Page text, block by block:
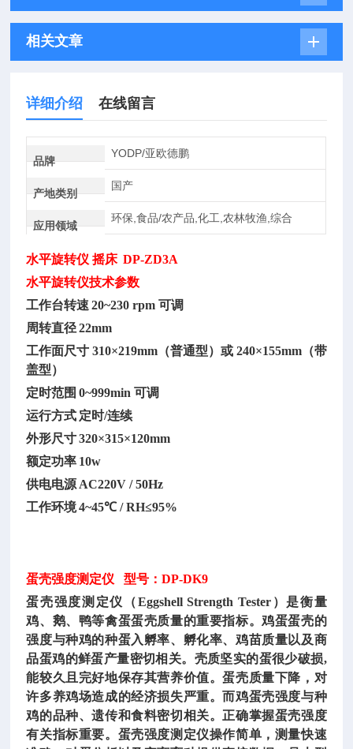
相关文章
详细介绍 在线留言
品牌
YODP/亚欧德鹏
产地类别
国产
应用领域
环保,食品/农产品,化工,农林牧渔,综合
水平旋转仪 摇床 DP-ZD3A
水平旋转仪技术参数
工作台转速 20~230 rpm 可调
周转直径 22mm
工作面尺寸 310×219mm（普通型）或 240×155mm（带
盖型）
定时范围 0~999min 可调
运行方式 定时/连续
外形尺寸 320×315×120mm
额定功率 10w
供电电源 AC220V / 50Hz
工作环境4~45℃ / RH≤95%
蛋壳强度测定仪 型号：DP-DK9
蛋壳强度测定仪（Eggshell Strength Tester）是衡量
鸡、鹅、鸭等禽蛋蛋壳质量的重要指标。鸡蛋蛋壳的
强度与种鸡的种蛋入孵率、孵化率、鸡苗质量以及商
品蛋鸡的鲜蛋产量密切相关。壳质坚实的蛋很少破损,
能较久且完好地保存其营养价值。蛋壳质量下降，对
许多养鸡场造成的经济损失严重。而鸡蛋壳强度与种
鸡的品种、遗传和食料密切相关。正确掌握蛋壳强度
有关指标重要。蛋壳强度测定仪操作简单，测量快速